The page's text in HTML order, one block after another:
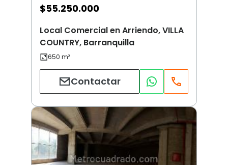
$55.250.000
Local Comercial en Arriendo, VILLA
COUNTRY, Barranquilla
Contactar